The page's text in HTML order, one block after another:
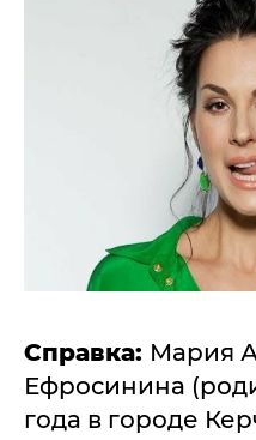
Справка: Мария
Ефросинина
года в городе